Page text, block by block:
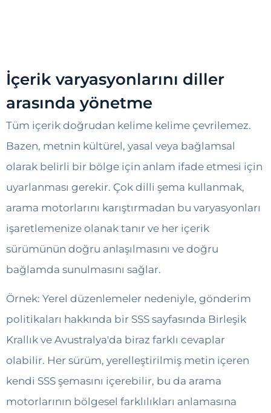
İçerik varyasyonlarını diller
arasında yönetme
Tüm içerik doğrudan kelime kelime çevrilemez.
Bazen, metnin kültürel, yasal veya bağlamsal
olarak belirli bir bölge için anlam ifade etmesi için
uyarlanması gerekir. Çok dilli şema kullanmak,
arama motorlarını karıştırmadan bu varyasyonları
işaretlemenize olanak tanır ve her içerik
sürümünün doğru anlaşılmasını ve doğru
bağlamda sunulmasını sağlar.
Örnek: Yerel düzenlemeler nedeniyle, gönderim
politikaları hakkında bir SSS sayfasında Birleşik
Krallık ve Avustralya'da biraz farklı cevaplar
olabilir. Her sürüm, yerelleştirilmiş metin içeren
kendi SSS şemasını içerebilir, bu da arama
motorlarının bölgesel farklılıkları anlamasına